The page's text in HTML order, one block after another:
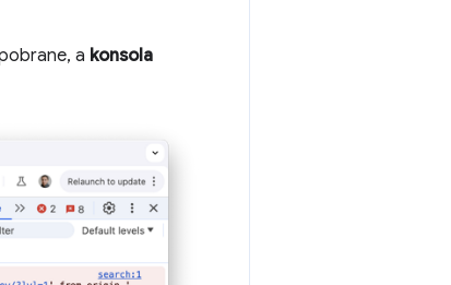
a konsola